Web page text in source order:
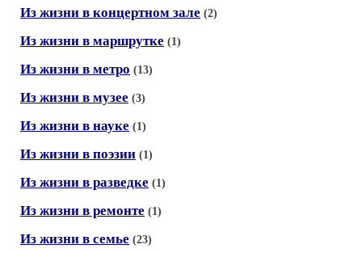
Из жизни в концертном зале (2)
Из жизни в маршрутке (1)
Из жизни в метро (13)
Из жизни в музее (3)
Из жизни в науке (1)
Из жизни в поэзии (1)
Из жизни в разведке (1)
Из жизни в ремонте (1)
Из жизни в семье (23)